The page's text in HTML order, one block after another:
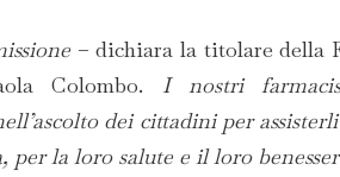
– dichiara la titolare della
Colombo.
I nostri
dei cittadini per
per la loro salute e il loro